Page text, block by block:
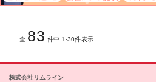
全 83 件中 1-30件表示
株式会社リムライン